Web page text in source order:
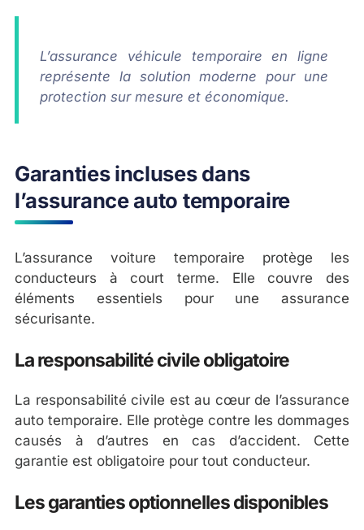
L’assurance véhicule temporaire en ligne
représente la solution moderne pour une
protection sur mesure et économique.
Garanties incluses dans
l’assurance auto temporaire
L’assurance voiture temporaire protège les
conducteurs à court terme. Elle couvre des
éléments essentiels pour une assurance
sécurisante.
La responsabilité civile obligatoire
La responsabilité civile est au cœur de l’assurance
auto temporaire. Elle protège contre les dommages
causés à d’autres en cas d’accident. Cette
garantie est obligatoire pour tout conducteur.
Les garanties optionnelles disponibles